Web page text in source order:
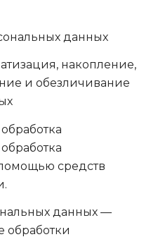
данных
накопление,
и обезличивание
средств
данных —